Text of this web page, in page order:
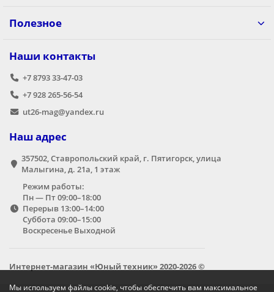
Мы используем файлы cookie, чтобы обеспечить вам максимальное
Полезное
Наши контакты
+7 8793 33-47-03
+7 928 265-56-54
ut26-mag@yandex.ru
Наш адрес
357502, Ставропольский край, г. Пятигорск, улица
Малыгина, д. 21а,​ 1 этаж
Режим работы:
Пн — Пт 09:00–18:00
Перерыв 13:00–14:00
Суббота 09:00–15:00
Воскресенье Выходной
Интернет-магазин «Юный техник» 2020-2026 ©